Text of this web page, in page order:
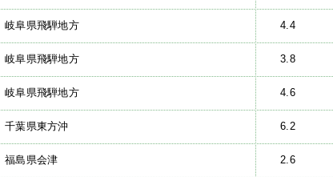
岐阜県飛騨地方 4.4
岐阜県飛騨地方 3.8
岐阜県飛騨地方 4.6
千葉県東方沖 6.2
福島県会津 2.6